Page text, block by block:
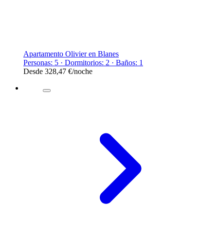
Apartamento Olivier en Blanes
Personas: 5 · Dormitorios: 2 · Baños: 1
Desde 328,47 €/noche